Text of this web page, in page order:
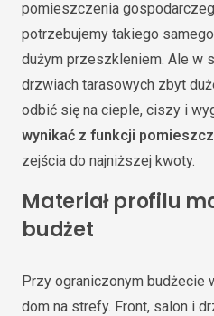
pomieszczenia
potrzebujemy takiego
dużym przeszkleniem. Ale w
drzwiach tarasowych zbyt
odbić się na cieple, ciszy i
wynikać z funkcji
zejścia do najniższej kwoty.
Materiał profilu
budżet
Przy ograniczonym budżecie
dom na strefy. Front, salon i